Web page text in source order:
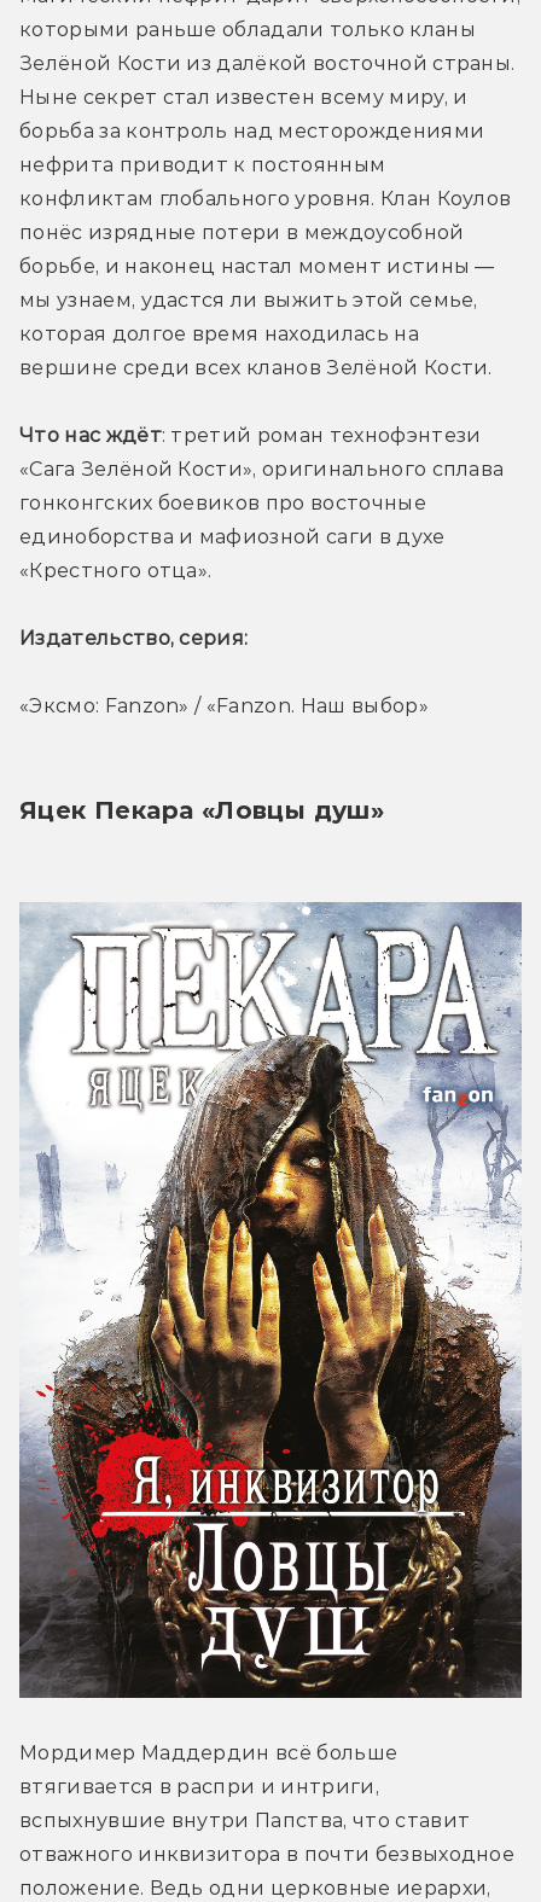
которыми раньше обладали только кланы
Зелёной Кости из далёкой восточной страны.
Ныне секрет стал известен всему миру, и
борьба за контроль над месторождениями
нефрита приводит к постоянным
конфликтам глобального уровня. Клан Коулов
понёс изрядные потери в междоусобной
борьбе, и наконец настал момент истины —
мы узнаем, удастся ли выжить этой семье,
которая долгое время находилась на
вершине среди всех кланов Зелёной Кости.
Что нас ждёт: третий роман технофэнтези
«Сага Зелёной Кости», оригинального сплава
гонконгских боевиков про восточные
единоборства и мафиозной саги в духе
«Крестного отца».
Издательство, серия:
«Эксмо: Fanzon» / «Fanzon. Наш выбор»
Яцек Пекара «Ловцы душ»
Мордимер Маддердин всё больше
втягивается в распри и интриги,
вспыхнувшие внутри Папства, что ставит
отважного инквизитора в почти безвыходное
положение. Ведь одни церковные иерархи,